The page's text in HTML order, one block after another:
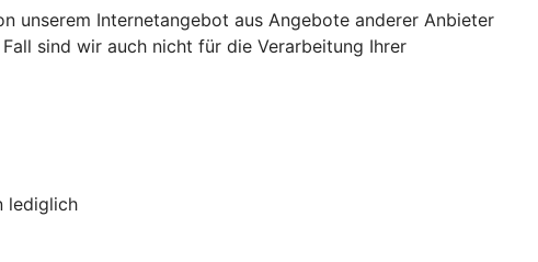
unserem Internetangebot aus Angebote anderer Anbieter
sind wir auch nicht für die Verarbeitung Ihrer
lediglich